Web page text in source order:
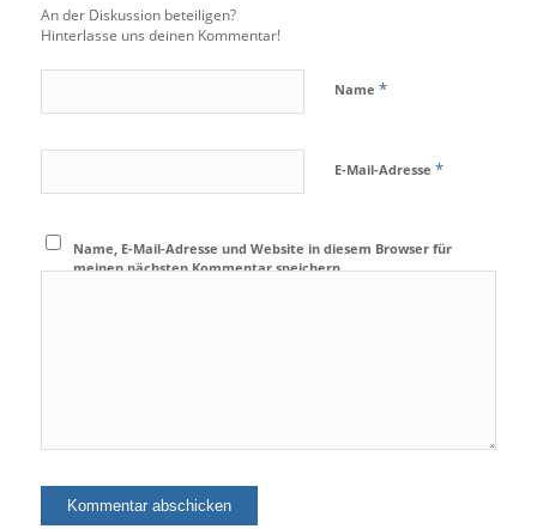
An der Diskussion beteiligen?
Hinterlasse uns deinen Kommentar!
Name *
E-Mail-Adresse *
Name, E-Mail-Adresse und Website in diesem Browser für
meinen nächsten Kommentar speichern.